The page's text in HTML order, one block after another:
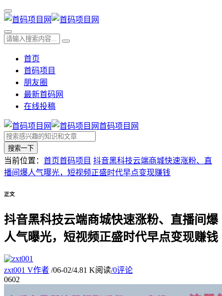
首页
首码项目
朋友圈
最新首码网
在线投稿
首码项目网
搜索一下
当前位置： 首页首码项目 抖音黑科技云端商城快速涨粉、直
播间爆人气曝光，短视频正盛时代早点变现赚钱
正文
抖音黑科技云端商城快速涨粉、直播间爆
人气曝光，短视频正盛时代早点变现赚钱
zxt001 V作者 /06-02/4.81 K阅读/0评论
0602